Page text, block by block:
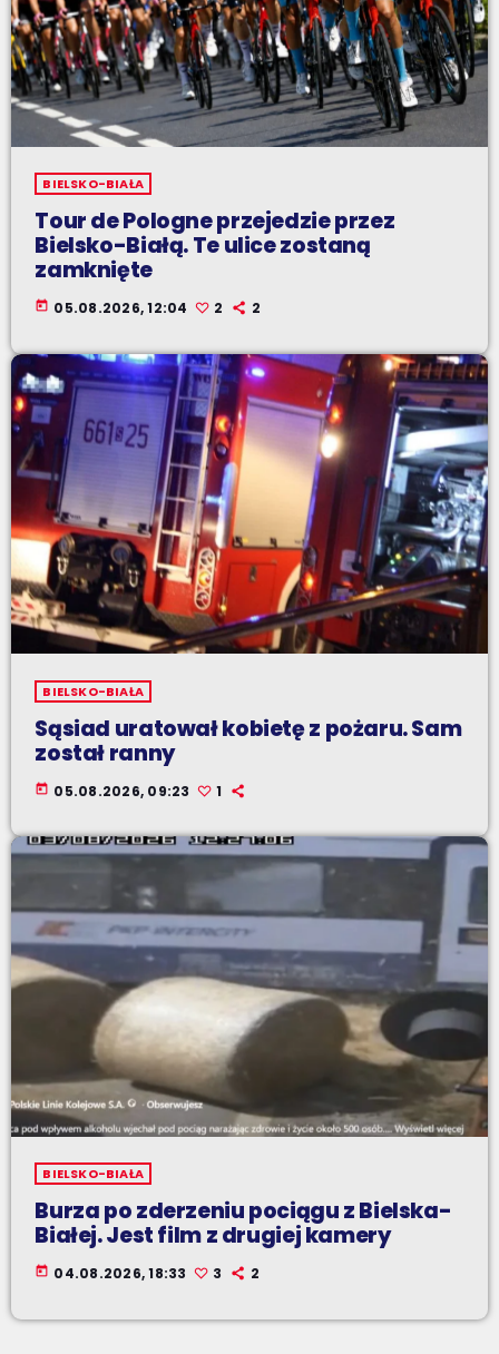
BIELSKO-BIAŁA
Tour de Pologne przejedzie przez
Bielsko-Białą. Te ulice zostaną
zamknięte
today 05.08.2026, 12:04 2 2
BIELSKO-BIAŁA
Sąsiad uratował kobietę z pożaru. Sam
został ranny
today 05.08.2026, 09:23 1
BIELSKO-BIAŁA
Burza po zderzeniu pociągu z Bielska-
Białej. Jest film z drugiej kamery
today 04.08.2026, 18:33 3 2